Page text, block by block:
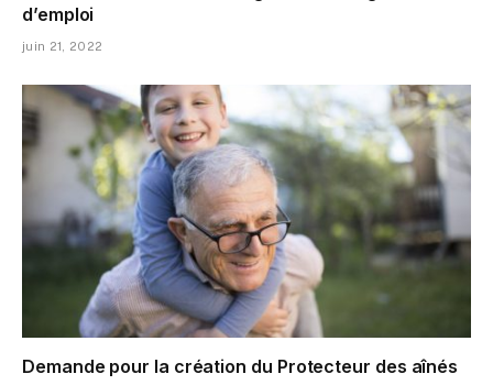
d’emploi
juin 21, 2022
Demande pour la création du Protecteur des aînés